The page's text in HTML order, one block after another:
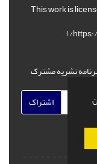
This work is
)
نشریه مشترک
اشتراک